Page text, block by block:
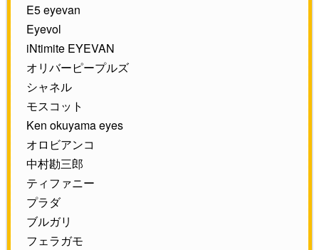
E5 eyevan
Eyevol
iNtimite EYEVAN
オリバーピープルズ
シャネル
モスコット
Ken okuyama eyes
オロビアンコ
中村勘三郎
ティファニー
プラダ
ブルガリ
フェラガモ